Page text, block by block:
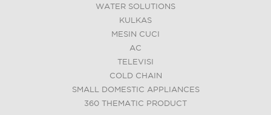
WATER SOLUTIONS
KULKAS
MESIN CUCI
AC
TELEVISI
COLD CHAIN
SMALL DOMESTIC APPLIANCES
360 THEMATIC PRODUCT